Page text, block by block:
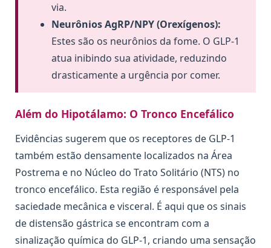
via.
Neurônios AgRP/NPY (Orexígenos):
Estes são os neurônios da fome. O GLP-1
atua inibindo sua atividade, reduzindo
drasticamente a urgência por comer.
Além do Hipotálamo: O Tronco Encefálico
Evidências sugerem que os receptores de GLP-1
também estão densamente localizados na Área
Postrema e no Núcleo do Trato Solitário (NTS) no
tronco encefálico. Esta região é responsável pela
saciedade mecânica e visceral. É aqui que os sinais
de distensão gástrica se encontram com a
sinalização química do GLP-1, criando uma sensação